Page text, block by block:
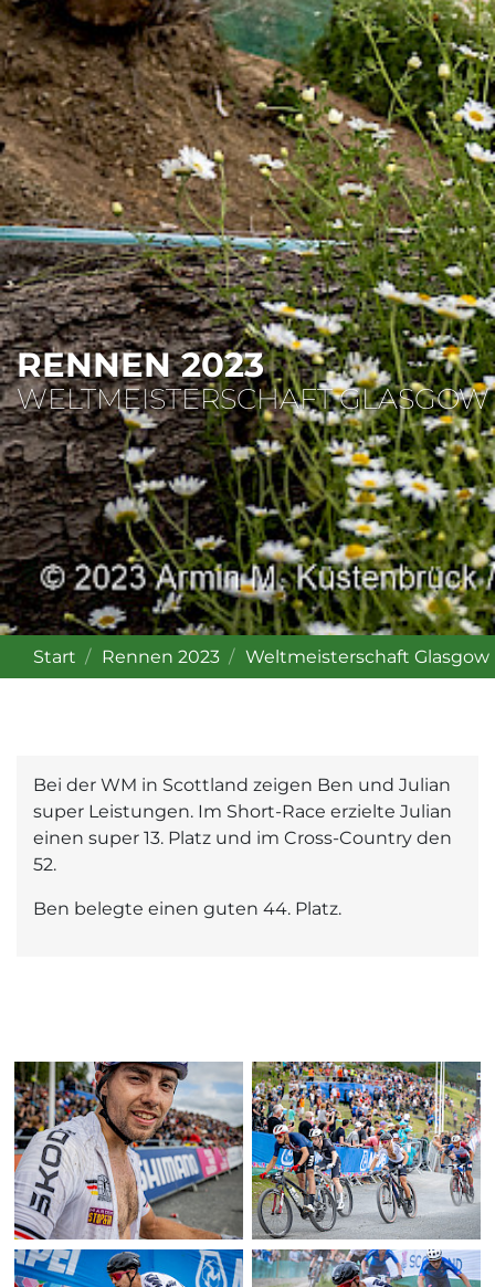
RENNEN 2023
WELTMEISTERSCHAFT GLASGOW
Start Rennen 2023 Weltmeisterschaft Glasgow
Bei der WM in Scottland zeigen Ben und Julian
super Leistungen. Im Short-Race erzielte Julian
einen super 13. Platz und im Cross-Country den
52.
Ben belegte einen guten 44. Platz.